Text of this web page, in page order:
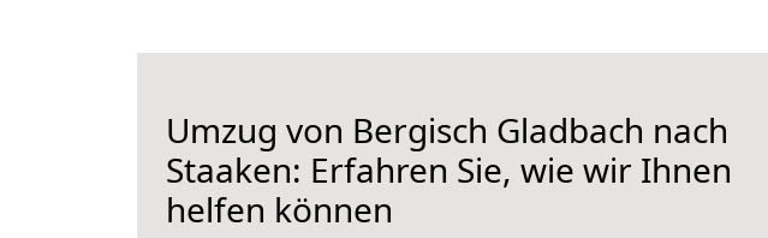
Umzug von Bergisch Gladbach nach
Staaken: Erfahren Sie, wie wir Ihnen
helfen können